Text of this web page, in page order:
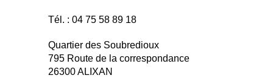
Tél. : 04 75 58 89 18
Quartier des Soubredioux
795 Route de la correspondance
26300 ALIXAN